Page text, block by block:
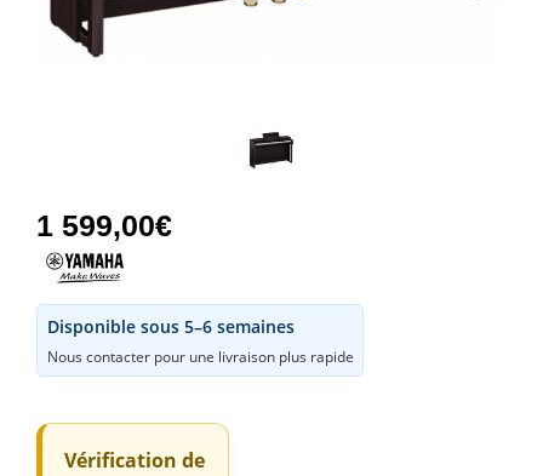
1 599,00€
Disponible sous 5–6 semaines
Nous contacter pour une livraison plus rapide
Vérification de